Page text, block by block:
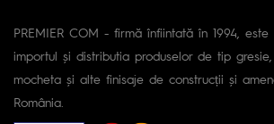
PREMIER COM - firmă înfiintată în 1994,
importul și distributia produselor de tip
mocheta și alte finisaje de construcții și
România.